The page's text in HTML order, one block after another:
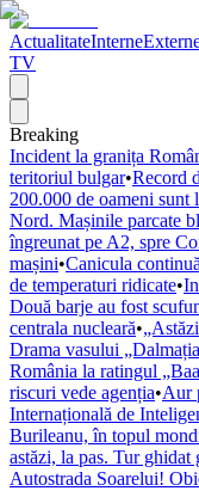
ActualitateInterne
TV
Breaking
Incident la granița
teritoriul bulgar•Record
200.000 de oameni sunt
Nord. Mașinile parcate
îngreunat pe A2, spre
mașini•Canicula
de temperaturi ridicate•
Două barje au fost
centrala nucleară•
Drama vasului
România la ratingul
riscuri vede agenția•Aur
Internațională de
Burileanu, în topul
astăzi, la pas. Tur
Autostrada Soarelui!